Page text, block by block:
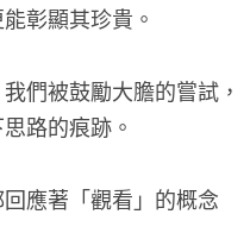
彰顯其珍貴。
們被鼓勵大膽的嘗試，
路的痕跡。
應著「觀看」的概念